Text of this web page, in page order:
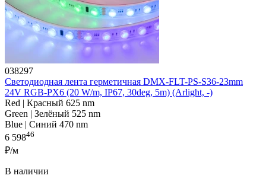
038297
Светодиодная лента герметичная DMX-FLT-PS-S36-23mm
24V RGB-PX6 (20 W/m, IP67, 30deg, 5m) (Arlight, -)
Red | Красный 625 nm
Green | Зелёный 525 nm
Blue | Синий 470 nm
6 59846
₽/м
В наличии